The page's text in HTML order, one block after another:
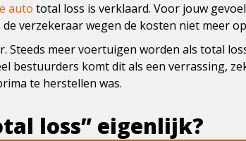
auto total loss is verklaard. Voor jouw
verzekeraar wegen de kosten niet meer
Steeds meer voertuigen worden als total
bestuurders komt dit als een verrassing,
te herstellen was.
loss” eigenlijk?